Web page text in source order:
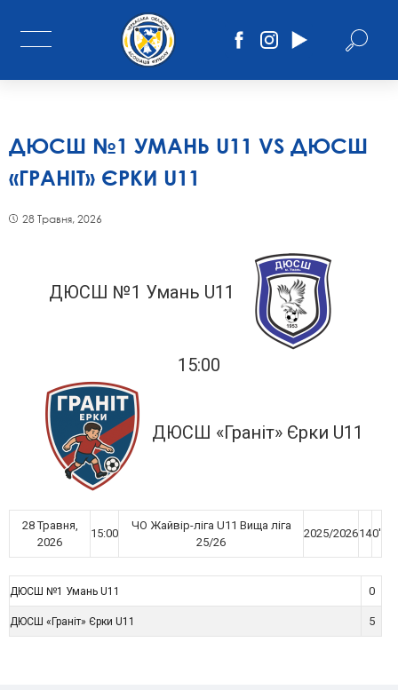
ДЮСШ №1 УМАНЬ U11 VS ДЮСШ
«ГРАНІТ» ЄРКИ U11
28 Травня, 2026
ДЮСШ №1 Умань U11
15:00
ДЮСШ «Граніт» Єрки U11
28 Травня,
2026
15:00
ЧО Жайвір-ліга U11 Вища ліга
25/26
2025/2026140'
ДЮСШ №1 Умань U11 0
ДЮСШ «Граніт» Єрки U11 5